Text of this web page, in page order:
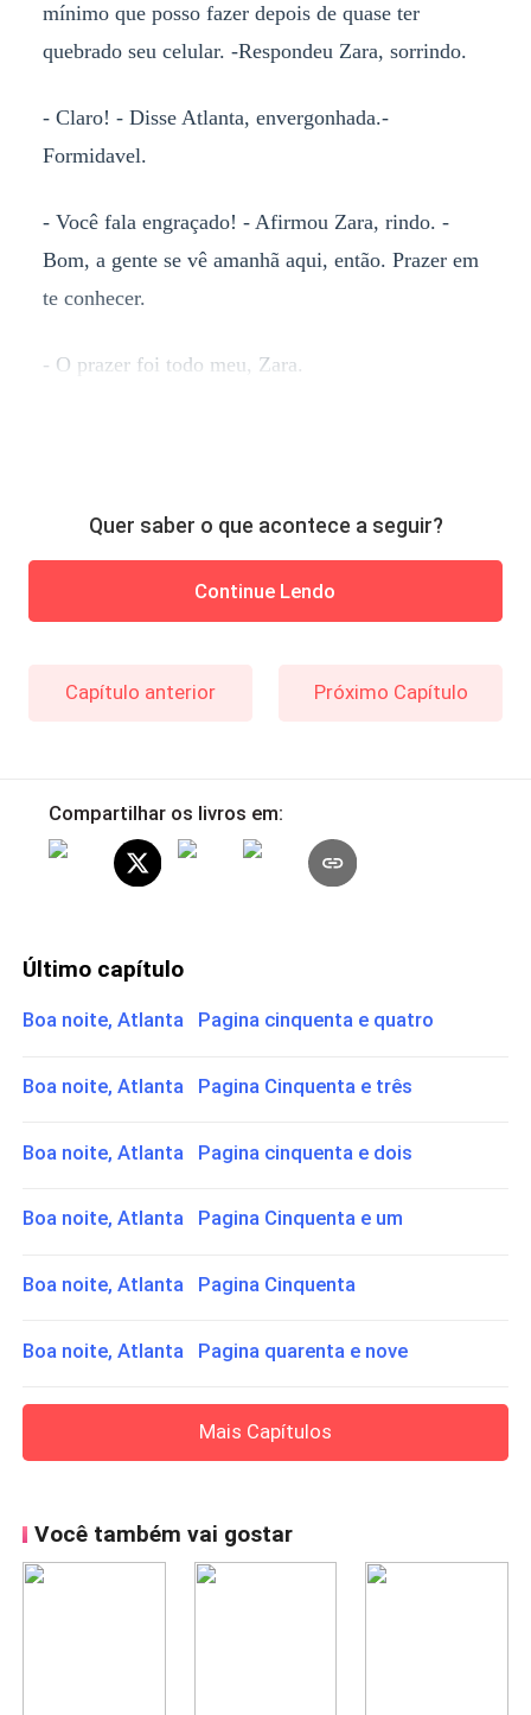
mínimo que posso fazer depois de quase ter
quebrado seu celular. -Respondeu Zara, sorrindo.
- Claro! - Disse Atlanta, envergonhada.-
Formidavel.
- Você fala engraçado! - Afirmou Zara, rindo. -
Bom, a gente se vê amanhã aqui, então. Prazer em
te conhecer.
- O prazer foi todo meu, Zara.
Quer saber o que acontece a seguir?
Continue Lendo
Capítulo anterior Próximo Capítulo
Compartilhar os livros em:
Último capítulo
Boa noite, Atlanta Pagina cinquenta e quatro
Boa noite, Atlanta Pagina Cinquenta e três
Boa noite, Atlanta Pagina cinquenta e dois
Boa noite, Atlanta Pagina Cinquenta e um
Boa noite, Atlanta Pagina Cinquenta
Boa noite, Atlanta Pagina quarenta e nove
Mais Capítulos
Você também vai gostar